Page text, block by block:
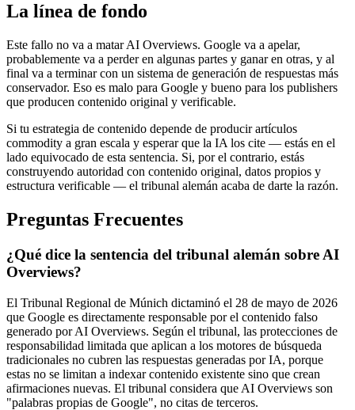
La línea de fondo
Este fallo no va a matar AI Overviews. Google va a apelar,
probablemente va a perder en algunas partes y ganar en otras, y al
final va a terminar con un sistema de generación de respuestas más
conservador. Eso es malo para Google y bueno para los publishers
que producen contenido original y verificable.
Si tu estrategia de contenido depende de producir artículos
commodity a gran escala y esperar que la IA los cite — estás en el
lado equivocado de esta sentencia. Si, por el contrario, estás
construyendo autoridad con contenido original, datos propios y
estructura verificable — el tribunal alemán acaba de darte la razón.
Preguntas Frecuentes
¿Qué dice la sentencia del tribunal alemán sobre AI
Overviews?
El Tribunal Regional de Múnich dictaminó el 28 de mayo de 2026
que Google es directamente responsable por el contenido falso
generado por AI Overviews. Según el tribunal, las protecciones de
responsabilidad limitada que aplican a los motores de búsqueda
tradicionales no cubren las respuestas generadas por IA, porque
estas no se limitan a indexar contenido existente sino que crean
afirmaciones nuevas. El tribunal considera que AI Overviews son
"palabras propias de Google", no citas de terceros.